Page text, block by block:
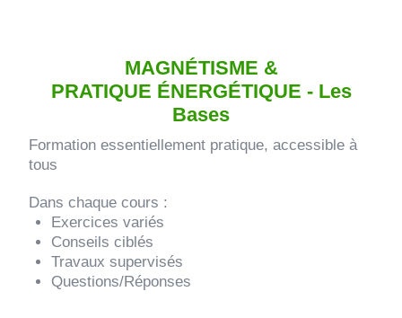
MAGNÉTISME &
PRATIQUE ÉNERGÉTIQUE - Les
Bases
Formation essentiellement pratique, accessible à
tous
Dans chaque cours :
Exercices variés
Conseils ciblés
Travaux supervisés
Questions/Réponses